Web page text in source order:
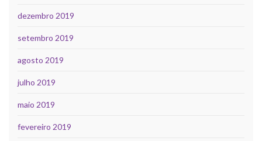
dezembro 2019
setembro 2019
agosto 2019
julho 2019
maio 2019
fevereiro 2019